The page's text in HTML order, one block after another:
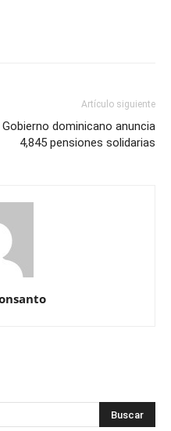
Artículo siguiente
Gobierno dominicano anuncia
4,845 pensiones solidarias